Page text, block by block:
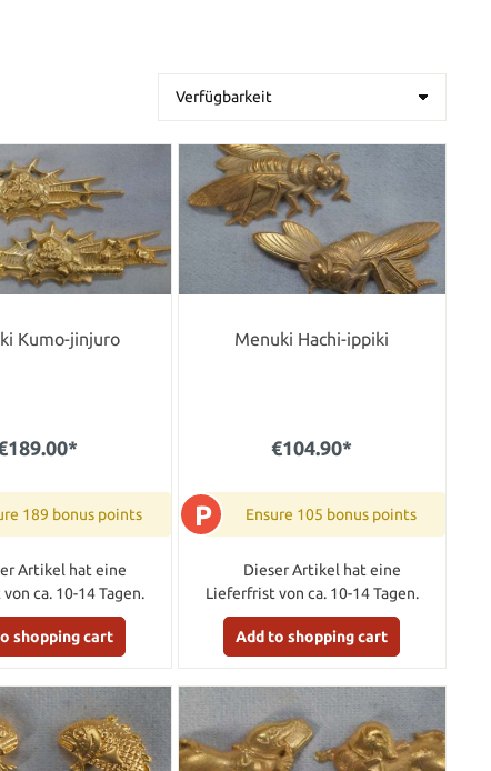
Kumo-jinjuro
189 bonus points
Artikel hat eine
ca. 10-14 Tagen.
shopping cart
Menuki Hachi-ippiki
€104.90*
P Ensure 105 bonus points
Dieser Artikel hat eine
Lieferfrist von ca. 10-14 Tagen.
Add to shopping cart